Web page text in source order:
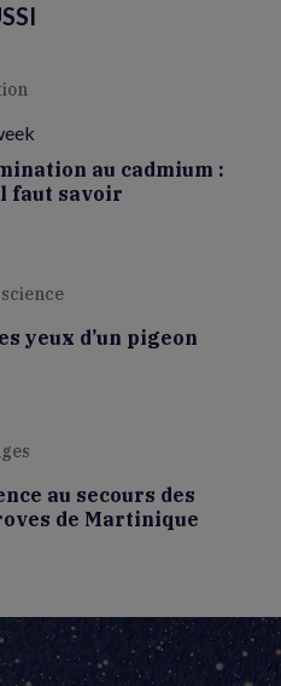
au cadmium :
faut savoir
yeux d’un pigeon
au secours des
de Martinique